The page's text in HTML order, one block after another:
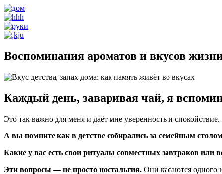
Воспоминания ароматов и вкусов
Каждый день, заваривая чай, я
Это так важно для меня и даёт мне уверенность и спокойствие.
А вы помните как в детстве собирались за семейным
Какие у вас есть свои ритуалы совместных завтраков или
Эти вопросы — не просто ностальгия. Они касаются одного